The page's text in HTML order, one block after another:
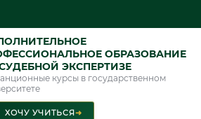
ОБРАЗОВАНИЕ
ЭКСПЕРТИЗЕ
курсы в государственном
ХОЧУ УЧИТЬСЯ➜